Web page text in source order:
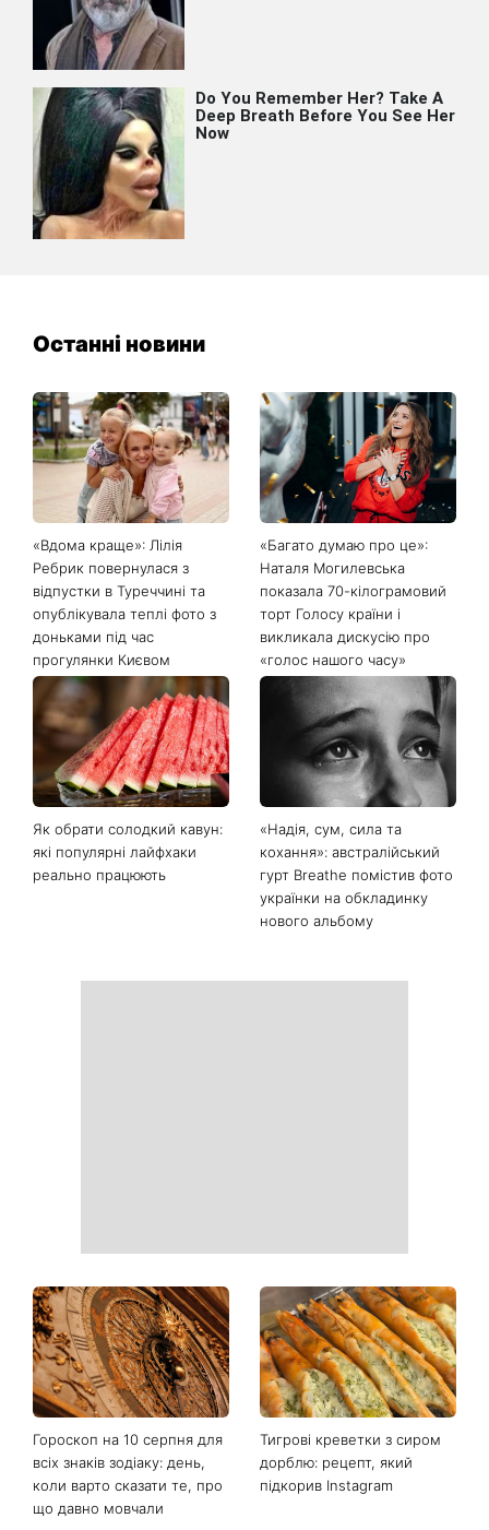
Останні новини
«Вдома краще»: Лілія
Ребрик повернулася з
відпустки в Туреччині та
опублікувала теплі фото з
доньками під час
прогулянки Києвом
«Багато думаю про це»:
Наталя Могилевська
показала 70-кілограмовий
торт Голосу країни і
викликала дискусію про
«голос нашого часу»
Як обрати солодкий кавун:
які популярні лайфхаки
реально працюють
«Надія, сум, сила та
кохання»: австралійський
гурт Breathe помістив фото
українки на обкладинку
нового альбому
Гороскоп на 10 серпня для
всіх знаків зодіаку: день,
коли варто сказати те, про
що давно мовчали
Тигрові креветки з сиром
дорблю: рецепт, який
підкорив Instagram